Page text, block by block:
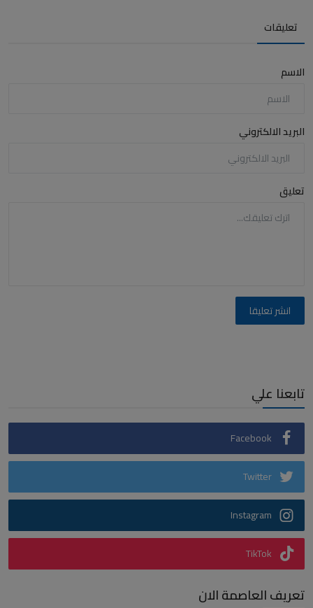
تعليقات
الاسم
البريد الالكتروني
تعليق
انشر تعليقا
تابعنا علي
Facebook
Twitter
Instagram
TikTok
تعريف العاصمة الان